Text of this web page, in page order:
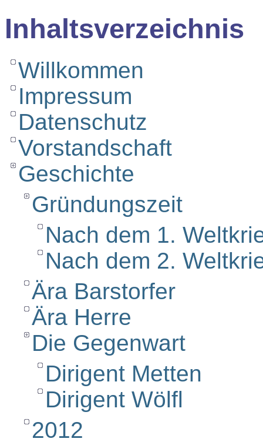
Inhaltsverzeichnis
Willkommen
Impressum
Datenschutz
Vorstandschaft
Geschichte
Gründungszeit
Nach dem 1.
Nach dem 2.
Ära Barstorfer
Ära Herre
Die Gegenwart
Dirigent Metten
Dirigent Wölfl
2012